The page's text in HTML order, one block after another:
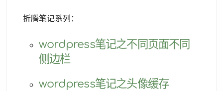
折腾笔记系列：
wordpress笔记之不同页面不同
侧边栏
wordpress笔记之头像缓存